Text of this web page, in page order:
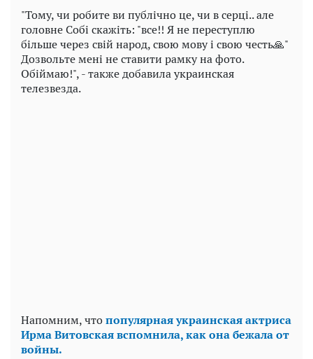
"Тому, чи робите ви публічно це, чи в серці.. але
головне Собі скажіть: "все!! Я не переступлю
більше через свій народ, свою мову і свою честь🙏"
Дозвольте мені не ставити рамку на фото.
Обіймаю!", - также добавила украинская
телезвезда.
Напомним, чтопопулярная украинская актриса
Ирма Витовская вспомнила, как она бежала от
войны.